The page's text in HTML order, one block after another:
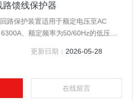
馈线保护器
路保护装置适用于额定电压至AC
、额定频率为50/60Hz的低压系
控制、面板指示、信号报警、操作记
量记录等功能。进线线路馈线保护器
更新日期： 2026-05-28
在线留言